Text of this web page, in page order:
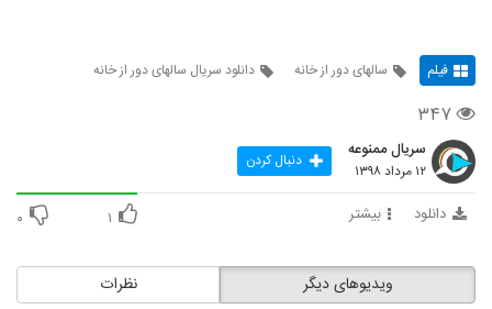
فیلم سالهای دور از خانه دانلود سریال سالهای دور از خانه
۳۴۷
سریال ممنوعه
۱۲ مرداد ۱۳۹۸ دنبال کردن
دانلود بیشتر ۱ ۰
نظرات ویدیوهای دیگر